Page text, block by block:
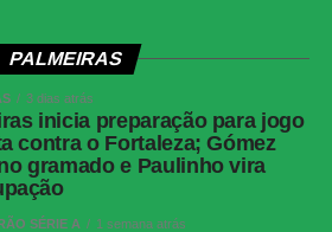
PALMEIRAS
3 dias atrás
inicia preparação para jogo
contra o Fortaleza; Gómez
gramado e Paulinho vira
SÉRIE A 1 semana atrás